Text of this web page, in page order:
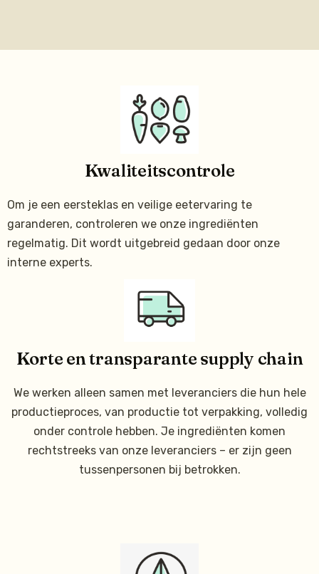
Kwaliteitscontrole
Om je een eersteklas en veilige eetervaring te
garanderen, controleren we onze ingrediënten
regelmatig. Dit wordt uitgebreid gedaan door onze
interne experts.
Korte en transparante supply chain
We werken alleen samen met leveranciers die hun hele
productieproces, van productie tot verpakking, volledig
onder controle hebben. Je ingrediënten komen
rechtstreeks van onze leveranciers – er zijn geen
tussenpersonen bij betrokken.